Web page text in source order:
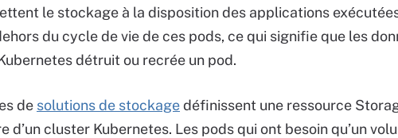
le stockage à la disposition des applications
du cycle de vie de ces pods, ce qui signifie que les
détruit ou recrée un pod.
de solutions de stockagedéfinissent une ressource
d’un cluster Kubernetes. Les pods qui ont besoin qu’un